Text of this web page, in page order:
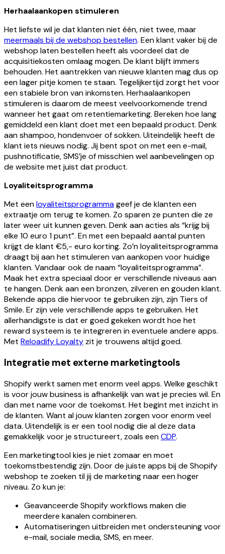
Herhaalaankopen stimuleren
Het liefste wil je dat klanten niet één, niet twee, maar
meermaals bij de webshop bestellen. Een klant vaker bij de
webshop laten bestellen heeft als voordeel dat de
acquisitiekosten omlaag mogen. De klant blijft immers
behouden. Het aantrekken van nieuwe klanten mag dus op
een lager pitje komen te staan. Tegelijkertijd zorgt het voor
een stabiele bron van inkomsten. Herhaalaankopen
stimuleren is daarom de meest veelvoorkomende trend
wanneer het gaat om retentiemarketing. Bereken hoe lang
gemiddeld een klant doet met een bepaald product. Denk
aan shampoo, hondenvoer of sokken. Uiteindelijk heeft de
klant iets nieuws nodig. Jij bent spot on met een e-mail,
pushnotificatie, SMS’je of misschien wel aanbevelingen op
de website met juist dat product.
Loyaliteitsprogramma
Met eenloyaliteitsprogrammageef je de klanten een
extraatje om terug te komen. Zo sparen ze punten die ze
later weer uit kunnen geven. Denk aan acties als “krijg bij
elke 10 euro 1 punt”. En met een bepaald aantal punten
krijgt de klant €5,- euro korting. Zo’n loyaliteitsprogramma
draagt bij aan het stimuleren van aankopen voor huidige
klanten. Vandaar ook de naam “loyaliteitsprogramma”.
Maak het extra speciaal door er verschillende niveaus aan
te hangen. Denk aan een bronzen, zilveren en gouden klant.
Bekende apps die hiervoor te gebruiken zijn, zijn Tiers of
Smile. Er zijn vele verschillende apps te gebruiken. Het
allerhandigste is dat er goed gekeken wordt hoe het
reward systeem is te integreren in eventuele andere apps.
Met Reloadify Loyalty zit je trouwens altijd goed.
Integratie met externe marketingtools
Shopify werkt samen met enorm veel apps. Welke geschikt
is voor jouw business is afhankelijk van wat je precies wil. En
dan met name voor de toekomst. Het begint met inzicht in
de klanten. Want al jouw klanten zorgen voor enorm veel
data. Uitendelijk is er een tool nodig die al deze data
gemakkelijk voor je structureert, zoals eenCDP.
Een marketingtool kies je niet zomaar en moet
toekomstbestendig zijn. Door de juiste apps bij de Shopify
webshop te zoeken til jij de marketing naar een hoger
niveau. Zo kun je:
Geavanceerde Shopify workflows maken die
meerdere kanalen combineren.
Automatiseringen uitbreiden met ondersteuning voor
e-mail, sociale media, SMS, en meer.